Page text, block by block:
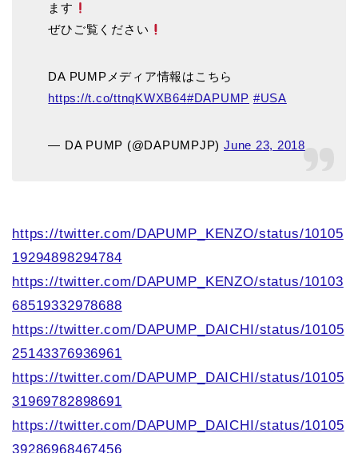
ます
ぜひご覧ください
DA PUMPメディア情報はこちら
https://t.co/ttnqKWXB64#DAPUMP #USA
— DA PUMP (@DAPUMPJP) June 23, 2018
https://twitter.com/DAPUMP_KENZO/status/10105
19294898294784
https://twitter.com/DAPUMP_KENZO/status/10103
68519332978688
https://twitter.com/DAPUMP_DAICHI/status/10105
25143376936961
https://twitter.com/DAPUMP_DAICHI/status/10105
31969782898691
https://twitter.com/DAPUMP_DAICHI/status/10105
39286968467456